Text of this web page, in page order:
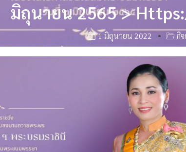
มิถุนายน 2565 >
1 มิถุนายน 2022 กิจ